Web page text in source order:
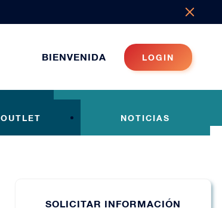
BIENVENIDA LOGIN
OUTLET NOTICIAS
SOLICITAR INFORMACIÓN